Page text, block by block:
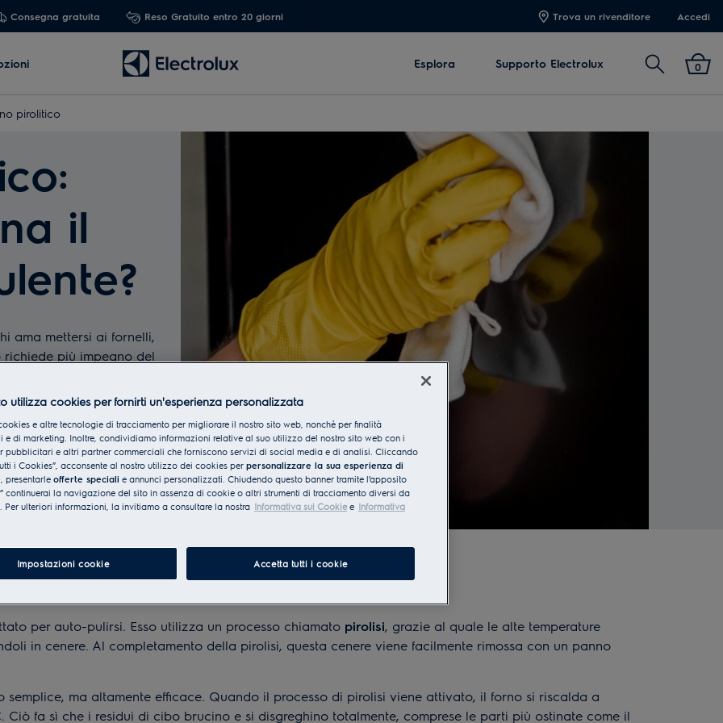
Consegna gratuita Reso Gratuito entro 20 giorni Trova un rivenditore Accedi
Esplora Supporto Electrolux Cerca 0
pirolitico
il
ama mettersi ai fornelli,
più impegno del
a soluzioni intelligenti
è il
forno pirolitico , un
pulita e ordinata senza
Electrolux, le
per auto-pulirsi. Esso utilizza un processo chiamato pirolisi, grazie al quale le alte temperature
in cenere. Al completamento della pirolisi, questa cenere viene facilmente rimossa con un panno
semplice, ma altamente efficace. Quando il processo di pirolisi viene attivato, il forno si riscalda a
Ciò fa sì che i residui di cibo brucino e si disgreghino totalmente, comprese le parti più ostinate come il
utilizza cookies per fornirti un'esperienza personalizzata
e altre tecnologie di tracciamento per migliorare il nostro sito web, nonchè per finalità
e di marketing. Inoltre, condividiamo informazioni relative al suo utilizzo del nostro sito web con i
pubblicitari e altri partner commerciali che forniscono servizi di social media e di analisi. Cliccando
i Cookies”, acconsente al nostro utilizzo dei cookies per personalizzare la sua esperienza di
, presentarle offerte speciali e annunci personalizzati. Chiudendo questo banner tramite l’apposito
continuerai la navigazione del sito in assenza di cookie o altri strumenti di tracciamento diversi da
Per ulteriori informazioni, la invitiamo a consultare la nostra Informativa sui Cookiee Informativa
Impostazioni cookie Accetta tutti i cookie